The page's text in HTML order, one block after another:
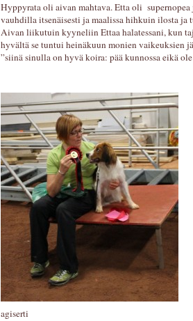
Hyppyrata oli aivan mahtava. Etta oli
vauhdilla itsenäisesti ja maalissa hihkuin ilosta
Aivan liikutuin kyyneliin Ettaa halatessani, kun
hyvältä se tuntui heinäkuun monien vaikeuksien
”siinä sinulla on hyvä koira: pää kunnossa eikä
agiserti